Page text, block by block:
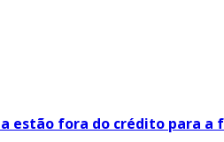
estão fora do crédito para